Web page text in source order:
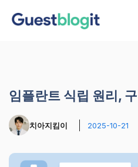
임플란트 식립 원리,
치아지킴이 2025-10-21